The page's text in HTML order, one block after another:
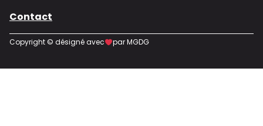
Contact
Copyright © désigné avec par MGDG